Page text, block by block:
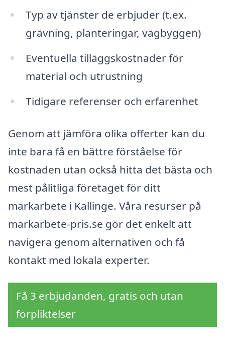
Typ av tjänster de erbjuder (t.ex.
grävning, planteringar, vägbyggen)
Eventuella tilläggskostnader för
material och utrustning
Tidigare referenser och erfarenhet
Genom att jämföra olika offerter kan du
inte bara få en bättre förståelse för
kostnaden utan också hitta det bästa och
mest pålitliga företaget för ditt
markarbete i Kallinge. Våra resurser på
markarbete-pris.se gör det enkelt att
navigera genom alternativen och få
kontakt med lokala experter.
Få 3 erbjudanden, gratis och utan
förpliktelser